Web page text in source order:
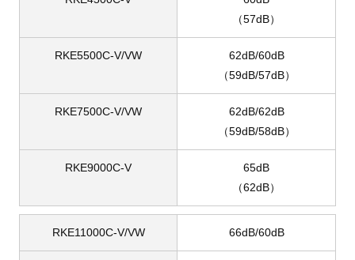
（57dB）
RKE5500C-V/VW
62dB/60dB
（59dB/57dB）
RKE7500C-V/VW
62dB/62dB
（59dB/58dB）
RKE9000C-V
65dB
（62dB）
RKE11000C-V/VW 66dB/60dB